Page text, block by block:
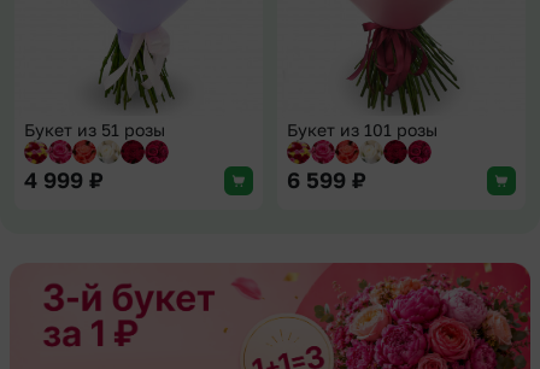
Букет из 51 розы
4 999 ₽
Букет из 101 розы
6 599 ₽